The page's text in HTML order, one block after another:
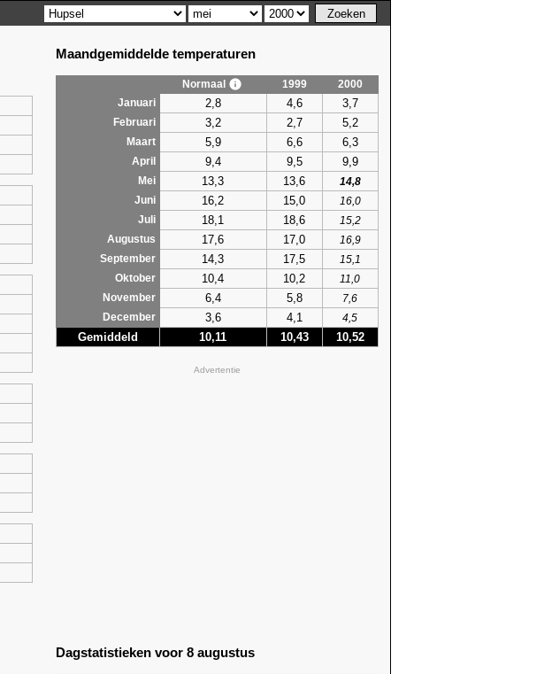
Maandgemiddelde temperaturen
Normaal 1999
2000
Januari
2,8 4,6 3,7
Februari 3,2 2,7 5,2
Maart 5,9 6,6 6,3
April 9,4 9,5 9,9
Mei 13,3 13,6
14,8
Juni
16,2 15,0
16,0
Juli
18,1 18,6
15,2
Augustus
17,6 17,0
16,9
September
14,3 17,5
15,1
Oktober
10,4 10,2
11,0
November
6,4 5,8
7,6
December
3,6 4,1 4,5
Gemiddeld 10,11 10,43 10,52
Advertentie
Dagstatistieken voor 8 augustus